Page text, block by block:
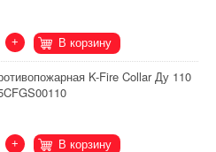
+ В корзину
K-Fire Collar Ду 110
+ В корзину